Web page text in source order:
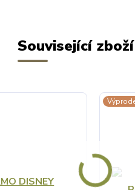
Související zboží